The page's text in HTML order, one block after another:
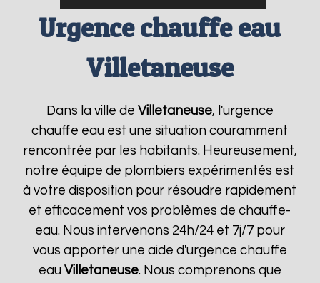
Urgence chauffe eau
Villetaneuse
Dans la ville de Villetaneuse, l'urgence
chauffe eau est une situation couramment
rencontrée par les habitants. Heureusement,
notre équipe de plombiers expérimentés est
à votre disposition pour résoudre rapidement
et efficacement vos problèmes de chauffe-
eau. Nous intervenons 24h/24 et 7j/7 pour
vous apporter une aide d'urgence chauffe
eau Villetaneuse. Nous comprenons que